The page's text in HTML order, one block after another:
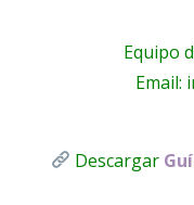
Equipo
Email:
Descargar